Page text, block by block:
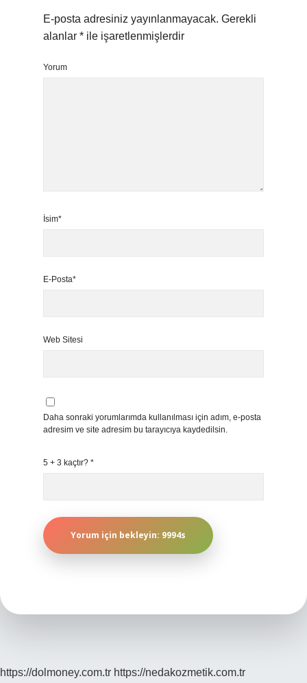
E-posta adresiniz yayınlanmayacak. Gerekli
alanlar * ile işaretlenmişlerdir
Yorum
İsim*
E-Posta*
Web Sitesi
Daha sonraki yorumlarımda kullanılması için adım, e-posta
adresim ve site adresim bu tarayıcıya kaydedilsin.
5 + 3 kaçtır? *
https://dolmoney.com.tr https://nedakozmetik.com.tr